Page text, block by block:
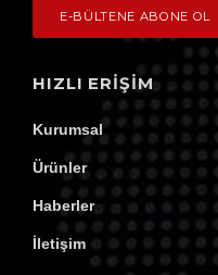
Mail Adresiniz
HIZLI ERIŞIM
Kurumsal
Ürünler
Haberler
İletişim